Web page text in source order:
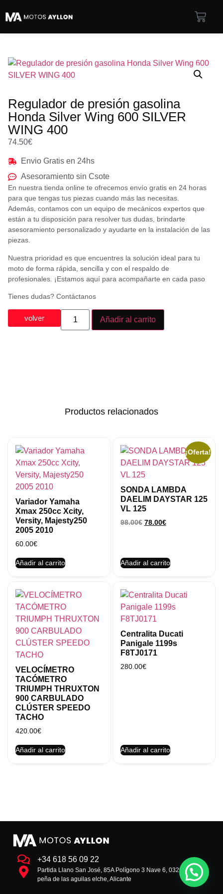
Regulador de presión gasolina
Honda Silver Wing 600 SILVER
WING 400
74.50€
Envio Gratis en 24hs
Asesoramiento sin Csote
En nuestra tienda online te ofrecemos envío gratis en 24 horas
para que tengas tus piezas cuando más las necesitas.
Además, contamos con un equipo de mecánicos expertos que
están a tu disposición para resolver tus dudas, brindarte
asesoramiento personalizado y ayudarte en la instalación de las
piezas.
Nuestra prioridad es que encuentres la solución ideal para tu
moto de forma rápida, sencilla y con el respaldo de
profesionales. ¡Estamos aquí para acompañarte en cada paso
Tienes dudas? Contáctanos
volver Añadir al carrito
Productos relacionados
Variador Yamaha
Xmax 250cc Xcity,
Versity, Majesty250
2005 2010
60.00€
Añadir al carrito
¡Oferta!
SONDA LAMBDA
DAELIM DAYSTAR 125
VL 125
98.00€ 78.00€
Añadir al carrito
VELOCÍMETRO
TACÓMETRO
TRIUMPH THRUXTON
900 CARBULADO
CLÚSTER SPEEDO
TACHO
420.00€
Añadir al carrito
Centralita Ducati
Panigale 1199s
F8TJ0171
280.00€
Añadir al carrito
+34 618 56 09 22
Partida Llano San José, 85A Polígono 3 Nave 6, 03293 la
peña de las aguilas elche, Alicante